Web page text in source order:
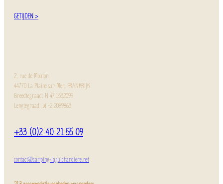
GETIJDEN >
2, rue de Mouton
44770 La Plaine sur Mer, FRANKRIJK
Breedtegraad: N 47,1532099
Lengtegraad: W -2,2089863
+33 (0)2 40 21 55 09
contact@camping-laguichardiere.net